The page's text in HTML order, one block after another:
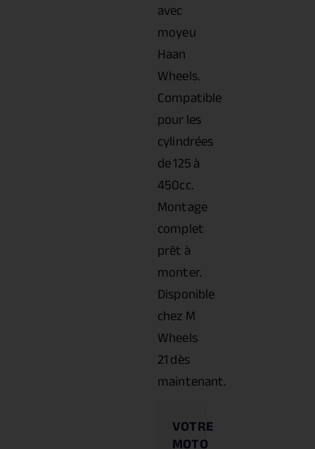
avec
moyeu
Haan
Wheels.
Compatible
pour les
cylindrées
de 125 à
450cc.
Montage
complet
prêt à
monter.
Disponible
chez M
Wheels
21 dès
maintenant.